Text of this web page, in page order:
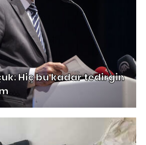
Hiç bu kadar tedirgin